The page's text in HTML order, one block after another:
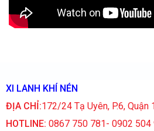
XI LANH KHÍ NÉN
ĐỊA CHỈ:172/24 Tạ Uyên, P.6, Quận
HOTLINE: 0867 750 781- 0902 504